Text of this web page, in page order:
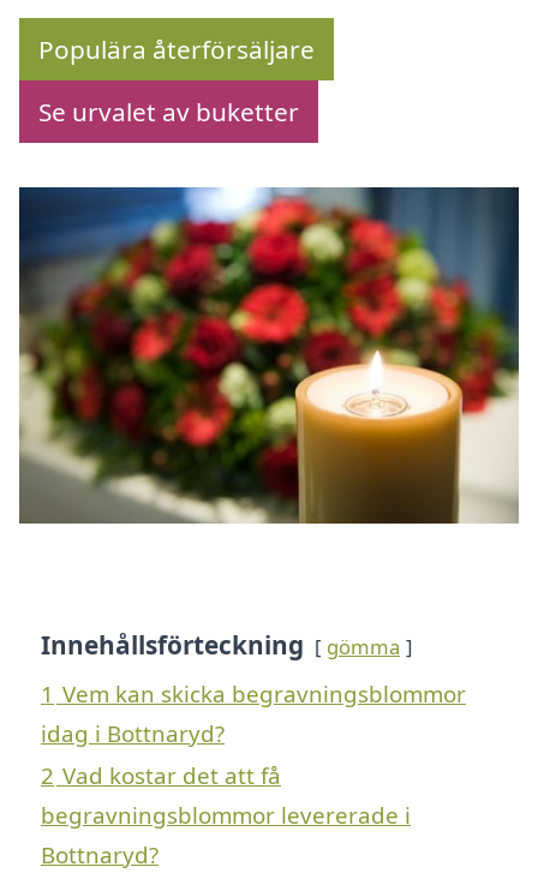
Populära återförsäljare
Se urvalet av buketter
Innehållsförteckning gömma
1 Vem kan skicka begravningsblommor
idag i Bottnaryd?
2 Vad kostar det att få
begravningsblommor levererade i
Bottnaryd?